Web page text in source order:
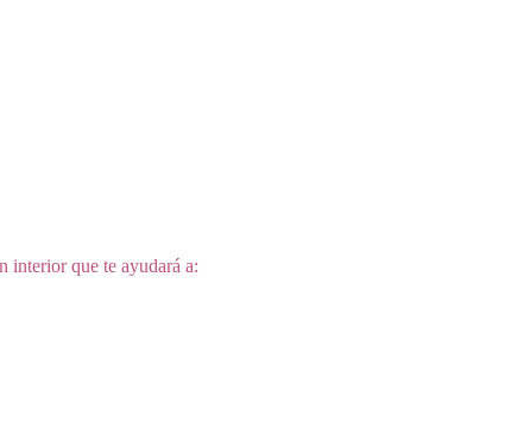
interior que te ayudará a: